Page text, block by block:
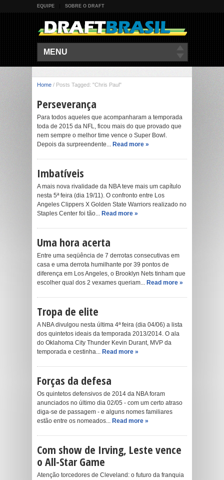
EQUIPE SOBRE O DRAFT
MENU
Home / Posts Tagged: "Chris Paul"
Perseverança
Para todos aqueles que acompanharam a temporada
toda de 2015 da NFL, ficou mais do que provado que
nem sempre o melhor time vence o Super Bowl.
Depois da surpreendente... Read more »
Imbatíveis
A mais nova rivalidade da NBA teve mais um capítulo
nesta 5ª feira (dia 19/11). O confronto entre Los
Angeles Clippers X Golden State Warriors realizado no
Staples Center foi tão... Read more »
Uma hora acerta
Entre uma seqüência de 7 derrotas consecutivas em
casa e uma derrota humilhante por 39 pontos de
diferença em Los Angeles, o Brooklyn Nets tinham que
escolher qual dos 2 vexames queriam... Read more »
Tropa de elite
A NBA divulgou nesta última 4ª feira (dia 04/06) a lista
dos quintetos ideais da temporada 2013/2014. O ala
do Oklahoma City Thunder Kevin Durant, MVP da
temporada e cestinha... Read more »
Forças da defesa
Os quintetos defensivos de 2014 da NBA foram
anunciados no último dia 02/05 - com um certo atraso
diga-se de passagem - e alguns nomes familiares
estão entre os nomeados... Read more »
Com show de Irving, Leste vence
o All-Star Game
Atenção torcedores de Cleveland: o futuro da franquia